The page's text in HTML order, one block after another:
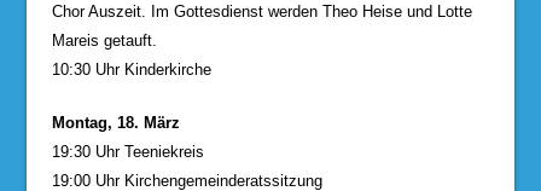
Chor Auszeit. Im Gottesdienst werden Theo Heise und Lotte
Mareis getauft.
10:30 Uhr Kinderkirche
Montag, 18. März
19:30 Uhr Teeniekreis
19:00 Uhr Kirchengemeinderatssitzung